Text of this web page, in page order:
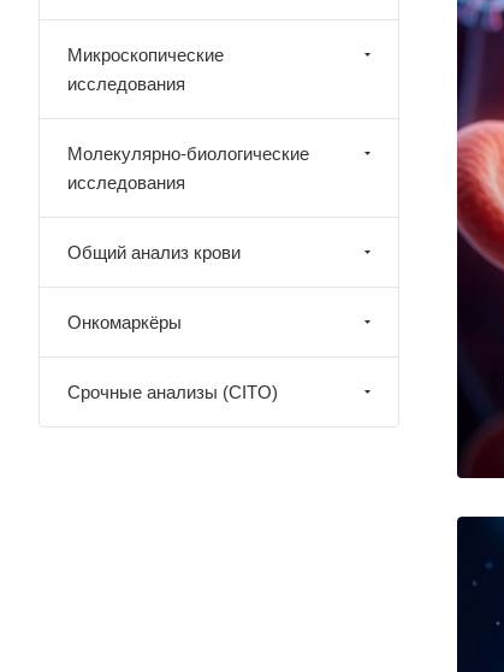
Микроскопические
исследования
Молекулярно-биологические
исследования
Общий анализ крови
Онкомаркёры
Срочные анализы (CITO)